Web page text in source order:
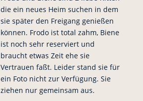
die ein neues Heim suchen in dem
sie später den Freigang genießen
können. Frodo ist total zahm, Biene
ist noch sehr reserviert und
braucht etwas Zeit ehe sie
Vertrauen faßt. Leider stand sie für
ein Foto nicht zur Verfügung. Sie
ziehen nur gemeinsam aus.